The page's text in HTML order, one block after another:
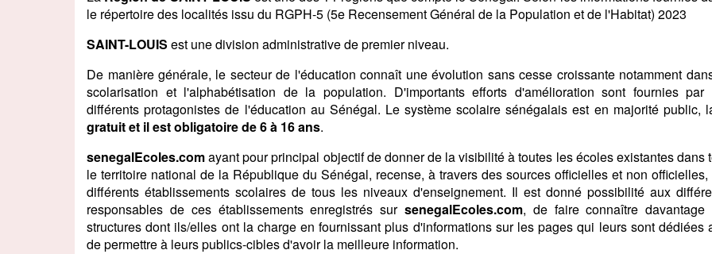
le répertoire des localités issu du RGPH-5 (5e Recensement Général de la Population et de l'Habitat) 2023
SAINT-LOUIS est une division administrative de premier niveau.
De manière générale, le secteur de l'éducation connaît une évolution sans cesse croissante notamment
scolarisation et l'alphabétisation de la population. D'importants efforts d'amélioration sont fournies par
différents protagonistes de l'éducation au Sénégal. Le système scolaire sénégalais est en majorité public,
gratuit et il est obligatoire de 6 à 16 ans.
senegalEcoles.comayant pour principal objectif de donner de la visibilité à toutes les écoles existantes dans
le territoire national de la République du Sénégal, recense, à travers des sources officielles et non officielles,
différents établissements scolaires de tous les niveaux d'enseignement. Il est donné possibilité aux
responsables de ces établissements enregistrés sur senegalEcoles.com, de faire connaître davantage
structures dont ils/elles ont la charge en fournissant plus d'informations sur les pages qui leurs sont dédiées
de permettre à leurs publics-cibles d'avoir la meilleure information.